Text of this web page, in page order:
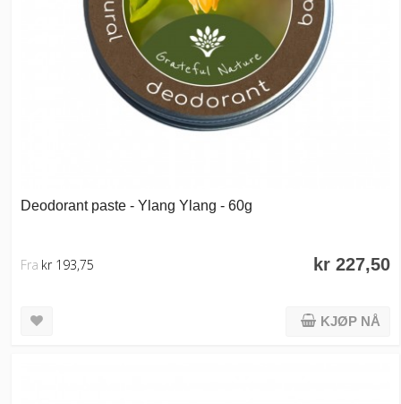
Deodorant paste - Ylang Ylang - 60g
kr 227,50
Fra kr 193,75
KJØP NÅ